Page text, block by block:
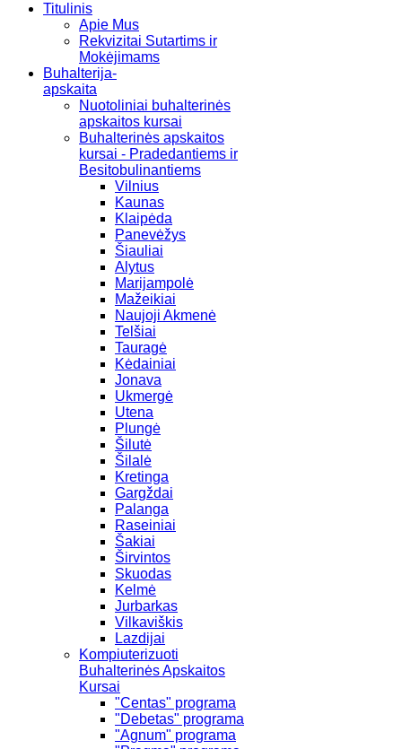
Titulinis
Apie Mus
Rekvizitai Sutartims ir
Mokėjimams
Buhalterija-
apskaita
Nuotoliniai buhalterinės
apskaitos kursai
Buhalterinės apskaitos
kursai - Pradedantiems ir
Besitobulinantiems
Vilnius
Kaunas
Klaipėda
Panevėžys
Šiauliai
Alytus
Marijampolė
Mažeikiai
Naujoji Akmenė
Telšiai
Tauragė
Kėdainiai
Jonava
Ukmergė
Utena
Plungė
Šilutė
Šilalė
Kretinga
Gargždai
Palanga
Raseiniai
Šakiai
Širvintos
Skuodas
Kelmė
Jurbarkas
Vilkaviškis
Lazdijai
Kompiuterizuoti
Buhalterinės Apskaitos
Kursai
"Centas" programa
"Debetas" programa
"Agnum" programa